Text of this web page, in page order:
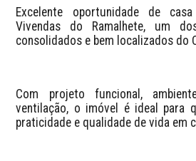
Excelente oportunidade de
Vivendas do Ramalhete, um
consolidados e bem localizados do
Com projeto funcional,
ventilação, o imóvel é ideal para
praticidade e qualidade de vida em